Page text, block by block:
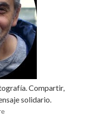
Compartir,
solidario.